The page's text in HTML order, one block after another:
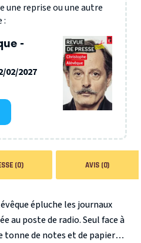
une reprise ou une autre
:
-
02/2027
(0) AVIS (0)
épluche les journaux
au poste de radio. Seul face à
tonne de notes et de papiers il